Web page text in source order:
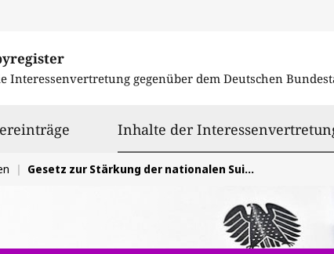
Interessenvertretung gegenüber dem Deutschen
Inhalte der
Gesetz zur Stärkung der nationalen Suizidprävention (SuizidPrävG)